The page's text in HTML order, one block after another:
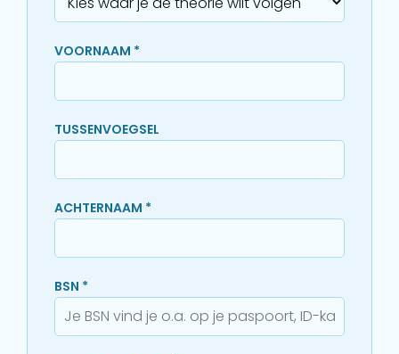
VOORNAAM *
TUSSENVOEGSEL
ACHTERNAAM *
BSN *